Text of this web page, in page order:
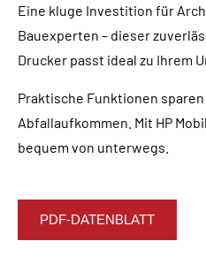
Eine kluge Investition für
Bauexperten – dieser
Drucker passt ideal zu Ihrem
Praktische Funktionen
Abfallaufkommen. Mit HP
bequem von unterwegs.
PDF-DATENBLATT